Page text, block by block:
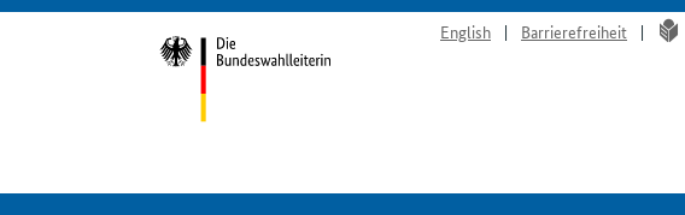
English Barrierefreiheit